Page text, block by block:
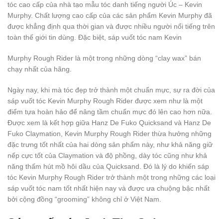
tóc cao cấp của nhà tạo mẫu tóc danh tiếng người Úc – Kevin
Murphy. Chất lượng cao cấp của các sản phẩm Kevin Murphy đã
được khẳng định qua thời gian và được nhiều người nổi tiếng trên
toàn thế giới tin dùng. Đặc biệt, sáp vuốt tóc nam Kevin
Murphy Rough Rider là một trong những dòng “clay wax” bán
chạy nhất của hãng.
Ngày nay, khi mà tóc đẹp trở thành một chuẩn mực, sự ra đời của
sáp vuốt tóc Kevin Murphy Rough Rider được xem như là một
điểm tựa hoàn hảo để nâng tầm chuẩn mực đó lên cao hơn nữa.
Được xem là kết hợp giữa Hanz De Fuko Quicksand và Hanz De
Fuko Claymation, Kevin Murphy Rough Rider thừa hưởng những
đặc trưng tốt nhất của hai dòng sản phẩm này, như khả năng giữ
nếp cực tốt của Claymation và độ phồng, dày tóc cũng như khả
năng thấm hút mồ hôi dầu của Quicksand. Đó là lý do khiến sáp
tóc Kevin Murphy Rough Rider trở thành một trong những các loại
sáp vuốt tóc nam tốt nhất hiện nay và được ưa chuộng bậc nhất
bởi cộng đồng “grooming” không chỉ ở Việt Nam.